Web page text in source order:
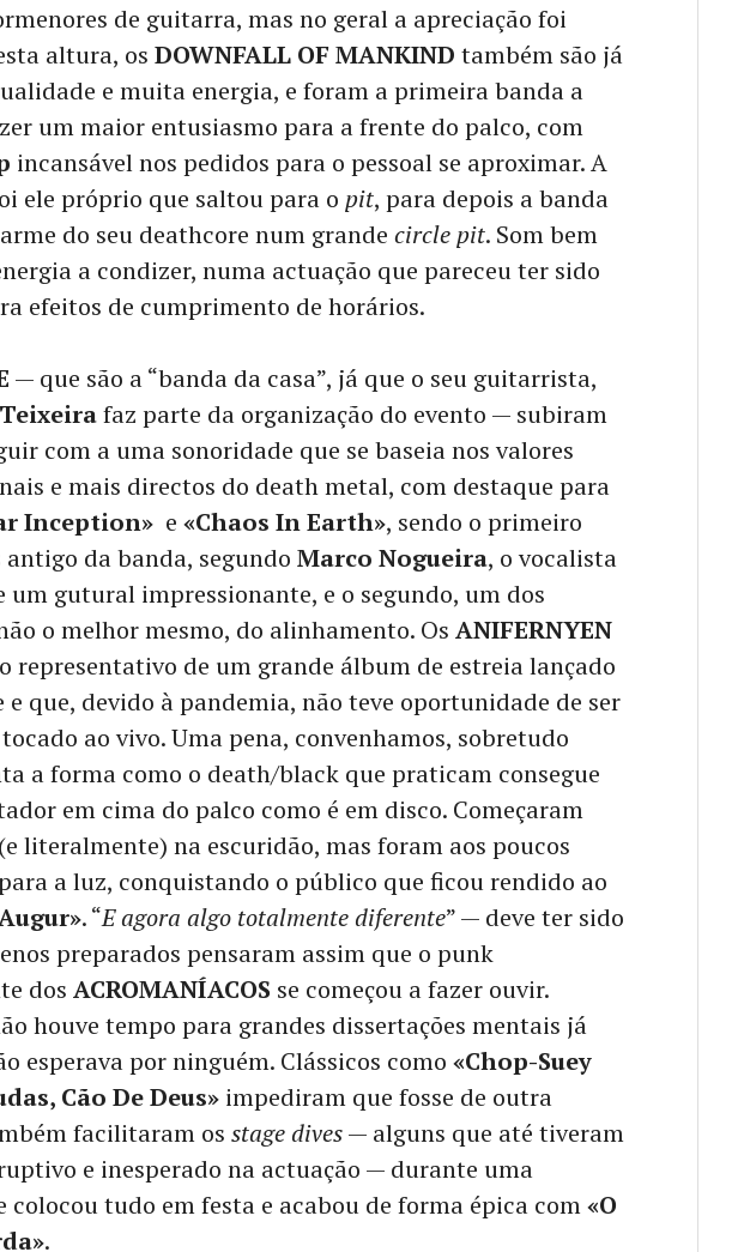
de guitarra, mas no geral a apreciação foi
altura, os DOWNFALL OF MANKIND também são já
e muita energia, e foram a primeira banda a
um maior entusiasmo para a frente do palco, com
incansável nos pedidos para o pessoal se aproximar. A
ele próprio que saltou para o pit, para depois a banda
do seu deathcore num grande circle pit. Som bem
a condizer, numa actuação que pareceu ter sido
efeitos de cumprimento de horários.
— que são a “banda da casa”, já que o seu guitarrista,
faz parte da organização do evento — subiram
com a uma sonoridade que se baseia nos valores
e mais directos do death metal, com destaque para
Inception» e «Chaos In Earth», sendo o primeiro
antigo da banda, segundo Marco Nogueira, o vocalista
um gutural impressionante, e o segundo, um dos
o melhor mesmo, do alinhamento. Os ANIFERNYEN
representativo de um grande álbum de estreia lançado
e que, devido à pandemia, não teve oportunidade de ser
ao vivo. Uma pena, convenhamos, sobretudo
a forma como o death/black que praticam consegue
em cima do palco como é em disco. Começaram
literalmente) na escuridão, mas foram aos poucos
a luz, conquistando o público que ficou rendido ao
. “E agora algo totalmente diferente” — deve ter sido
preparados pensaram assim que o punk
dos ACROMANÍACOS se começou a fazer ouvir.
houve tempo para grandes dissertações mentais já
esperava por ninguém. Clássicos como «Chop-Suey
Cão De Deus» impediram que fosse de outra
facilitaram os stage dives— alguns que até tiveram
e inesperado na actuação — durante uma
colocou tudo em festa e acabou de forma épica com«O
.